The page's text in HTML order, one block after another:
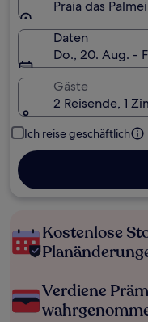
Praia das
Daten
Do., 20. Aug. -
Gäste
2 Reisende, 1
Ich reise geschäftlich
Kostenlose
Verdiene